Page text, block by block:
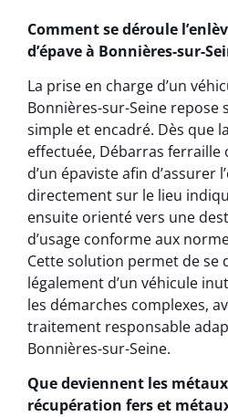
Comment se déroule
d’épave à Bonnières-sur-
La prise en charge d’un
Bonnières-sur-Seine repose
simple et encadré. Dès que
effectuée, Débarras ferraille
d’un épaviste afin d’assurer
directement sur le lieu
ensuite orienté vers une
d’usage conforme aux
Cette solution permet de se
légalement d’un véhicule
les démarches complexes,
traitement responsable
Bonnières-sur-Seine.
Que deviennent les
récupération fers et